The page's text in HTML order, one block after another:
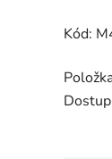
z
Kód: